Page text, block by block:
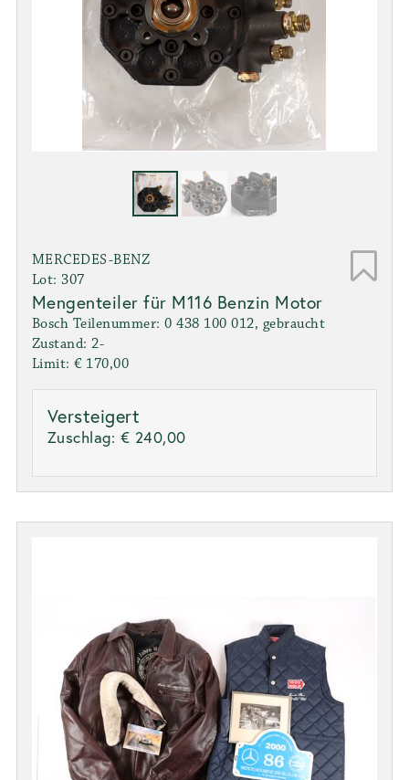
MERCEDES-BENZ
Lot: 307
Mengenteiler für M116 Benzin Motor
Bosch Teilenummer: 0 438 100 012, gebraucht
Zustand: 2-
Limit: € 170,00
Versteigert
Zuschlag: € 240,00